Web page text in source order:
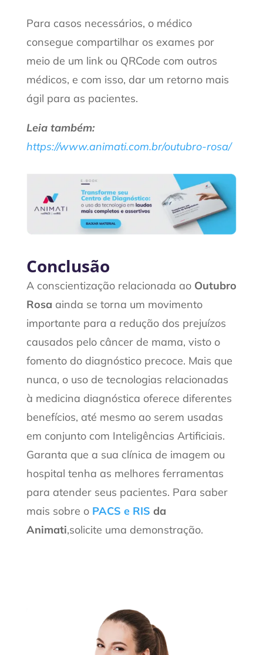
Para casos necessários, o médico
consegue compartilhar os exames por
meio de um link ou QRCode com outros
médicos, e com isso, dar um retorno mais
ágil para as pacientes.
Leia também:
https://www.animati.com.br/outubro-rosa/
Conclusão
A conscientização relacionada ao Outubro
Rosa ainda se torna um movimento
importante para a redução dos prejuízos
causados pelo câncer de mama, visto o
fomento do diagnóstico precoce. Mais que
nunca, o uso de tecnologias relacionadas
à medicina diagnóstica oferece diferentes
benefícios, até mesmo ao serem usadas
em conjunto com Inteligências Artificiais.
Garanta que a sua clínica de imagem ou
hospital tenha as melhores ferramentas
para atender seus pacientes. Para saber
mais sobre o PACS e RIS da
Animati,solicite uma demonstração.